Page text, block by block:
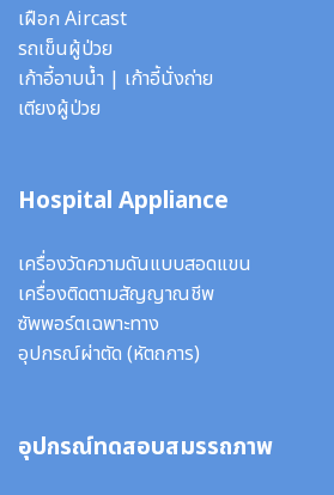
เฝือก Aircast
รถเข็นผู้ป่วย
เก้าอี้อาบน้ำ | เก้าอี้นั่งถ่าย
เตียงผู้ป่วย
Hospital Appliance
เครื่องวัดความดันแบบสอดแขน
เครื่องติดตามสัญญาณชีพ
ซัพพอร์ตเฉพาะทาง
อุปกรณ์ผ่าตัด (หัตถการ)
อุปกรณ์ทดสอบสมรรถภาพ